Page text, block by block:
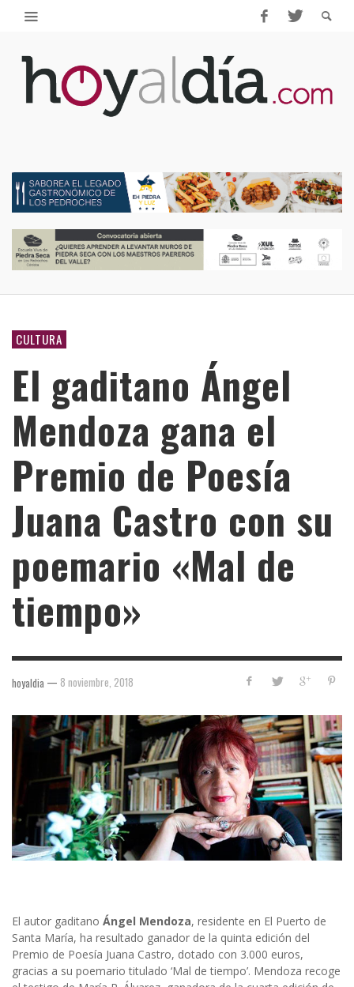
CULTURA
El gaditano Ángel
Mendoza gana el
Premio de Poesía
Juana Castro con su
poemario «Mal de
tiempo»
hoyaldia — 8 noviembre, 2018
El autor gaditano Ángel Mendoza, residente en El Puerto de
Santa María, ha resultado ganador de la quinta edición del
Premio de Poesía Juana Castro, dotado con 3.000 euros,
gracias a su poemario titulado ‘Mal de tiempo’. Mendoza recoge